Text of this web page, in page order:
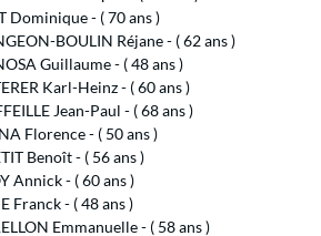
Dominique - ( 70 ans )
BOULIN Réjane - ( 62 ans )
Guillaume - ( 48 ans )
Karl-Heinz - ( 60 ans )
Jean-Paul - ( 68 ans )
Florence - ( 50 ans )
Benoît - ( 56 ans )
Annick - ( 60 ans )
Franck - ( 48 ans )
Emmanuelle - ( 58 ans )